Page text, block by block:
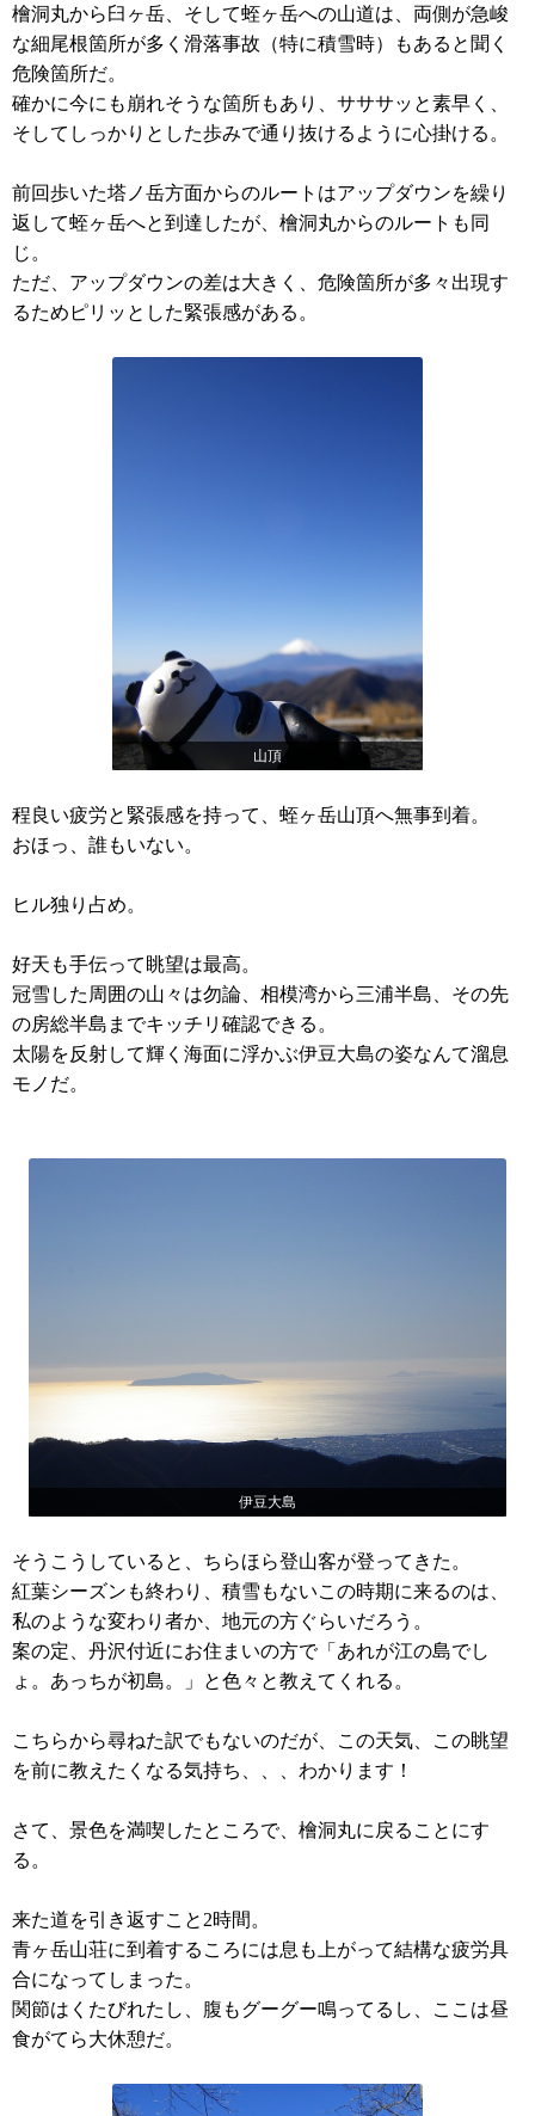
檜洞丸から臼ヶ岳、そして蛭ヶ岳への山道は、両側が急峻
な細尾根箇所が多く滑落事故（特に積雪時）もあると聞く
危険箇所だ。
確かに今にも崩れそうな箇所もあり、サササッと素早く、
そしてしっかりとした歩みで通り抜けるように心掛ける。
前回歩いた塔ノ岳方面からのルートはアップダウンを繰り
返して蛭ヶ岳へと到達したが、檜洞丸からのルートも同
じ。
ただ、アップダウンの差は大きく、危険箇所が多々出現す
るためピリッとした緊張感がある。
山頂
程良い疲労と緊張感を持って、蛭ヶ岳山頂へ無事到着。
おほっ、誰もいない。
ヒル独り占め。
好天も手伝って眺望は最高。
冠雪した周囲の山々は勿論、相模湾から三浦半島、その先
の房総半島までキッチリ確認できる。
太陽を反射して輝く海面に浮かぶ伊豆大島の姿なんて溜息
モノだ。
伊豆大島
そうこうしていると、ちらほら登山客が登ってきた。
紅葉シーズンも終わり、積雪もないこの時期に来るのは、
私のような変わり者か、地元の方ぐらいだろう。
案の定、丹沢付近にお住まいの方で「あれが江の島でし
ょ。あっちが初島。」と色々と教えてくれる。
こちらから尋ねた訳でもないのだが、この天気、この眺望
を前に教えたくなる気持ち、、、わかります！
さて、景色を満喫したところで、檜洞丸に戻ることにす
る。
来た道を引き返すこと2時間。
青ヶ岳山荘に到着するころには息も上がって結構な疲労具
合になってしまった。
関節はくたびれたし、腹もグーグー鳴ってるし、ここは昼
食がてら大休憩だ。